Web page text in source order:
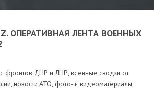
ОПЕРАТИВНАЯ ЛЕНТА ВОЕННЫХ
фронтов ДНР и ЛНР, военные сводки от
новости АТО, фото- и видеоматериалы